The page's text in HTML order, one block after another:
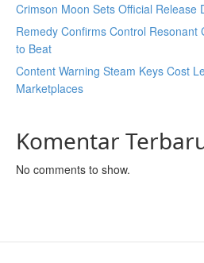
Crimson Moon Sets Official Release
Remedy Confirms Control Resonant
to Beat
Content Warning Steam Keys Cost
Marketplaces
Komentar
No comments to show.